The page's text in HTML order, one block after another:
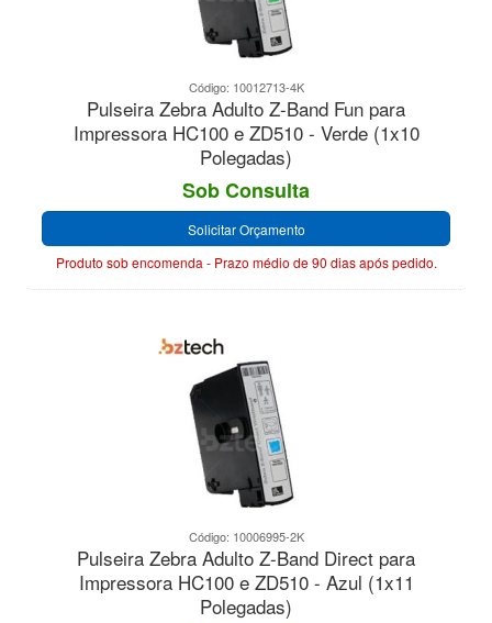
Código: 10012713-4K
Pulseira Zebra Adulto Z-Band Fun para
Impressora HC100 e ZD510 - Verde (1x10
Polegadas)
Sob Consulta
Solicitar Orçamento
Produto sob encomenda - Prazo médio de 90 dias após pedido.
Código: 10006995-2K
Pulseira Zebra Adulto Z-Band Direct para
Impressora HC100 e ZD510 - Azul (1x11
Polegadas)